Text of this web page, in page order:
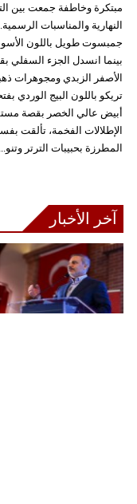
مبتكرة وخاطفة جمعت بين
النهارية والمناسبات
جمبسوت طويل باللون
بينما انسدل الجزء السفلي
الأصفر الزبدي ومجوهرات
تريكو باللون البيج الوردي
أبيض عالي الخصر بقصة
الإطلالات الفخمة، تألقت
المطرزة بحبيبات الترتر وتنو...
آخر الأخبار